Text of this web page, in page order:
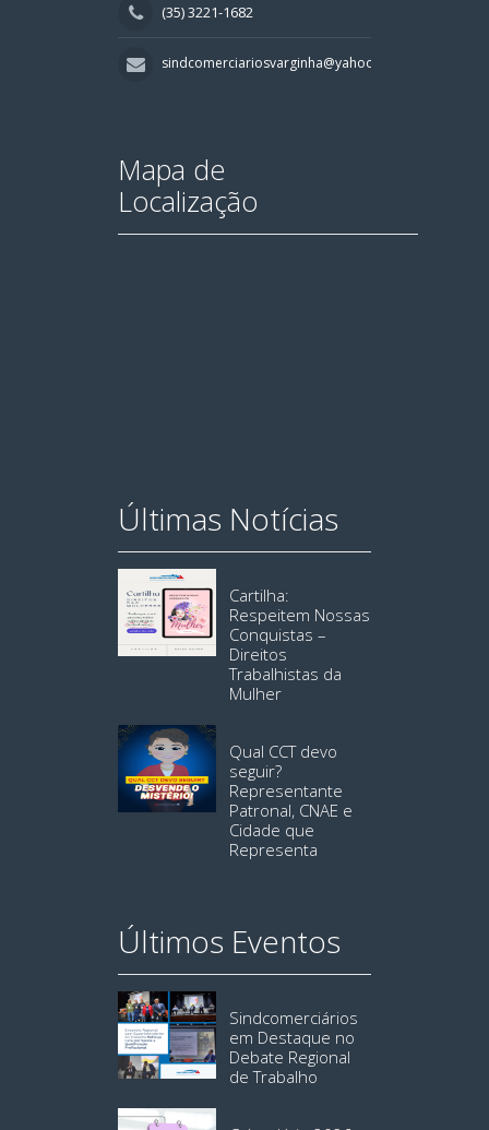
(35) 3221-1682
sindcomerciariosvarginha@yahoo.com.br
Mapa de
Localização
Últimas Notícias
Cartilha:
Respeitem Nossas
Conquistas –
Direitos
Trabalhistas da
Mulher
Qual CCT devo
seguir?
Representante
Patronal, CNAE e
Cidade que
Representa
Últimos Eventos
Sindcomerciários
em Destaque no
Debate Regional
de Trabalho